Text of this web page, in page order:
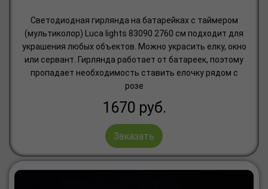
Светодиодная гирлянда на батарейках с таймером
(мультиколор) Luca lights 83090 2760 см подходит для
украшения любых объектов. Можно украсить елку, окно
или сервант. Гирлянда работает от батареек, поэтому
пропадает необходимость ставить елочку рядом с
розе
1670 руб.
Заказать